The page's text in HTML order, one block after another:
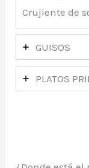
Crujiente de
GUISOS
PLATOS